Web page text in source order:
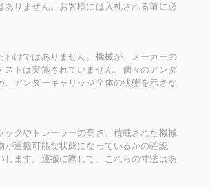
りません。お客様には入札される前に必
けではありません。機械が、メーカーの
トは実施されていません。個々のアンダ
アンダーキャリッジ全体の状態を示さな
クやトレーラーの高さ、積載された機械
運搬可能な状態になっているかの確認
ます。運搬に際して、これらの寸法はあ